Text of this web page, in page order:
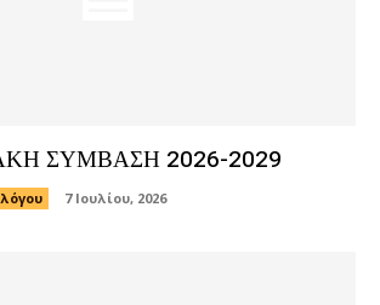
ΣΥΜΒΑΣΗ 2026-2029
7 Ιουλίου, 2026